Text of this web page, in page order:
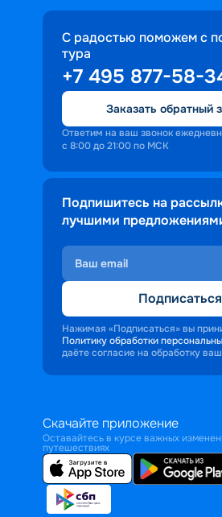
С радостью поможем с
тура
+7 495 877-58-
Заказать обратный
Ответим на ваш звонок
с 8:00 до 21:00 по МСК
Подпишитесь на
лучшими
Подписаться
Нажимая «Подписаться» вы
Политику обработки
даёте согласие на обработку
Скачайте приложение
Оставайтесь в курсе важных
путешествиях